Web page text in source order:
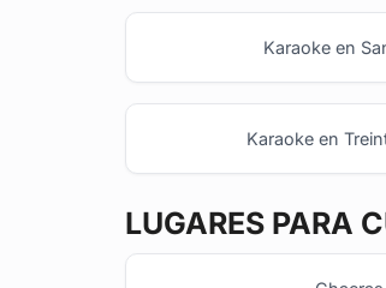
Karaoke en
Karaoke en
LUGARES PARA